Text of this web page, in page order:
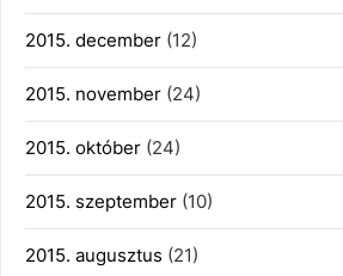
2015. december (12)
2015. november (24)
2015. október (24)
2015. szeptember (10)
2015. augusztus (21)